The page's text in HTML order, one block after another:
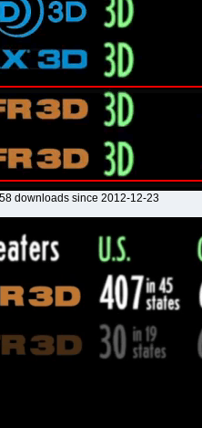
downloads since 2012-12-23